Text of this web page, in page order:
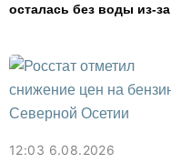
осталась без воды из-за
12:03 6.08.2026